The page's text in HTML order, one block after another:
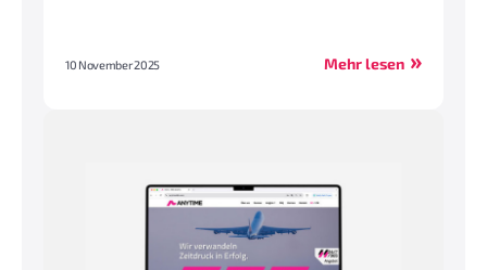
10 November 2025 Mehr lesen